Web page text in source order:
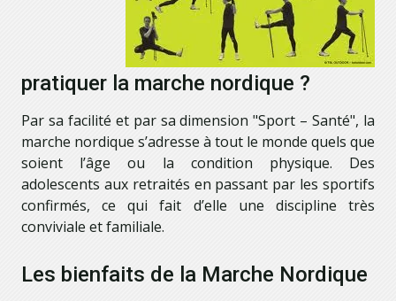
pratiquer la marche nordique ?
Par sa facilité et par sa dimension "Sport – Santé", la
marche nordique s’adresse à tout le monde quels que
soient l’âge ou la condition physique. Des
adolescents aux retraités en passant par les sportifs
confirmés, ce qui fait d’elle une discipline très
conviviale et familiale.
Les bienfaits de la Marche Nordique